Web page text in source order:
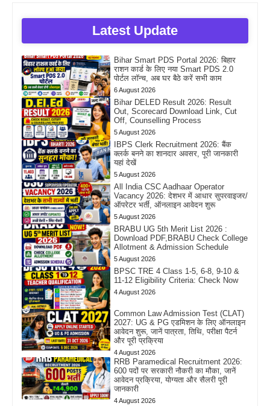
Latest Update
Bihar Smart PDS Portal 2026: बिहार
राशन कार्ड के लिए नया Smart PDS 2.0
पोर्टल लॉन्च, अब घर बैठे करें सभी काम
6 August 2026
Bihar DELED Result 2026: Result
Out, Scorecard Download Link, Cut
Off, Counselling Process
5 August 2026
IBPS Clerk Recruitment 2026: बैंक
क्लर्क बनने का शानदार अवसर, पूरी जानकारी
यहां देखें
5 August 2026
All India CSC Aadhaar Operator
Vacancy 2026: देशभर में आधार सुपरवाइजर/
ऑपरेटर भर्ती, ऑनलाइन आवेदन शुरू
5 August 2026
BRABU UG 5th Merit List 2026 :
Download PDF,BRABU Check College
Allotment & Admission Schedule
5 August 2026
BPSC TRE 4 Class 1-5, 6-8, 9-10 &
11-12 Eligibility Criteria: Check Now
4 August 2026
Common Law Admission Test (CLAT)
2027: UG & PG एडमिशन के लिए ऑनलाइन
आवेदन शुरू, जानें पात्रता, तिथि, परीक्षा पैटर्न
और पूरी प्रक्रिया
4 August 2026
RRB Paramedical Recruitment 2026:
600 पदों पर सरकारी नौकरी का मौका, जानें
आवेदन प्रक्रिया, योग्यता और सैलरी पूरी
जानकारी
4 August 2026